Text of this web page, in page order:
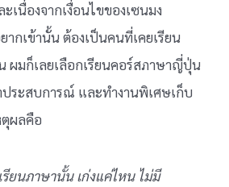
นื่องจากเงื่อนไขของเซนมง
กเข้านั้น ต้องเป็นคนที่เคยเรียน
ผมก็เลยเลือกเรียนคอร์สภาษาญี่ปุ่น
ระสบการณ์ และทำงานพิเศษเก็บ
ตุผลคือ
ยนภาษานั้น เก่งแค่ไหน ไม่มี